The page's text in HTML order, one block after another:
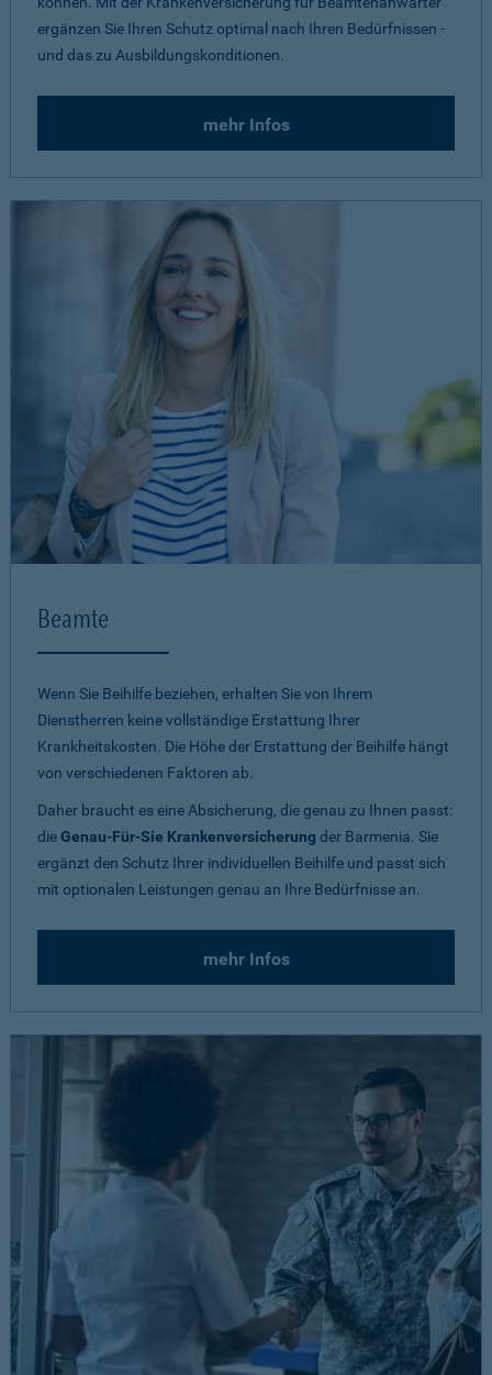
ergänzen Sie Ihren Schutz optimal nach Ihren Bedürfnissen -
und das zu Ausbildungskonditionen.
mehr Infos
Beamte
Wenn Sie Beihilfe beziehen, erhalten Sie von Ihrem
Dienstherren keine vollständige Erstattung Ihrer
Krankheitskosten. Die Höhe der Erstattung der Beihilfe hängt
von verschiedenen Faktoren ab.
Daher braucht es eine Absicherung, die genau zu Ihnen passt:
dieGenau-Für-Sie Krankenversicherung der Barmenia. Sie
ergänzt den Schutz Ihrer individuellen Beihilfe und passt sich
mit optionalen Leistungen genau an Ihre Bedürfnisse an.
mehr Infos